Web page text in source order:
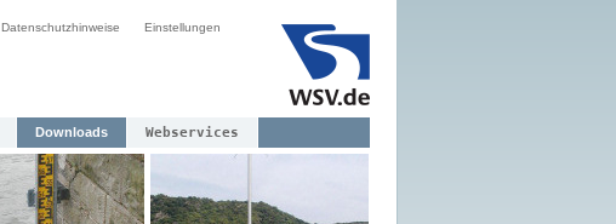
Datenschutzhinweise Einstellungen
Downloads Webservices